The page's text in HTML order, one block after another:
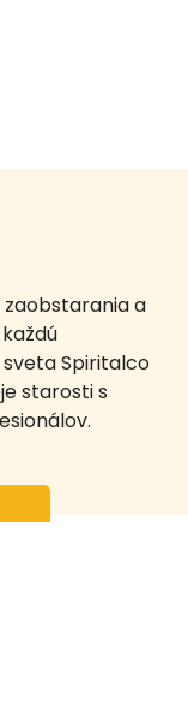
a
Spiritalco
starosti s